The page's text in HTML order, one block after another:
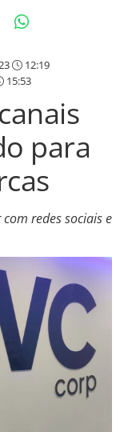
12:19
15:53
para
redes sociais e